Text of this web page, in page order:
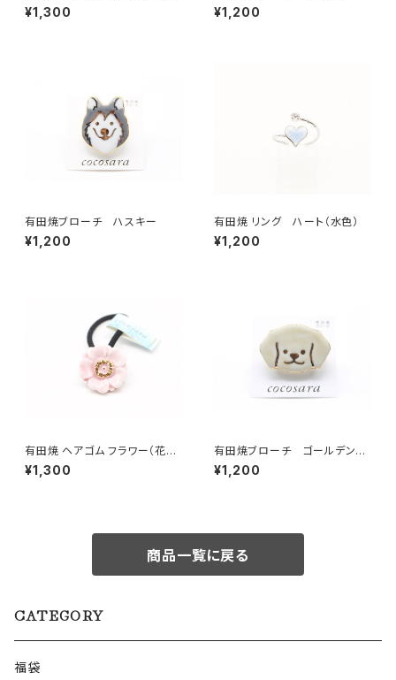
¥1,300 ¥1,200
有田焼ブローチ ハスキー
¥1,200
有田焼 リング ハート（水色）
¥1,200
有田焼 ヘアゴム フラワー（花芯
金彩） ピンク
¥1,300
有田焼ブローチ ゴールデンレ
トリバー
¥1,200
商品一覧に戻る
CATEGORY
福袋